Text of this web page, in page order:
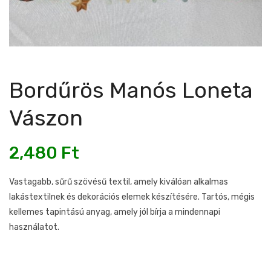
Bordűrös Manós Loneta
Vászon
2,480 Ft
Vastagabb, sűrű szövésű textil, amely kiválóan alkalmas
lakástextilnek és dekorációs elemek készítésére. Tartós, mégis
kellemes tapintású anyag, amely jól bírja a mindennapi
használatot.